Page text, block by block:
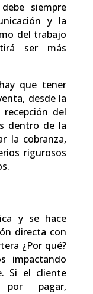
siempre
y la
del trabajo
ser más
que tener
desde la
del
dentro de la
la cobranza,
rigurosos
y se hace
directa con
¿Por qué?
impactando
Si el cliente
por pagar,